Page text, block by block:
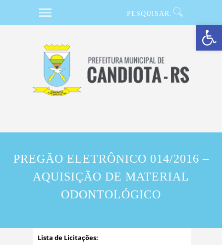
Barra de Ferramentas Aberta
PREGÃO ELETRÔNICO 014/2016 –
AQUISIÇÃO DE MATERIAL
ODONTOLÓGICO
Lista de Licitações: